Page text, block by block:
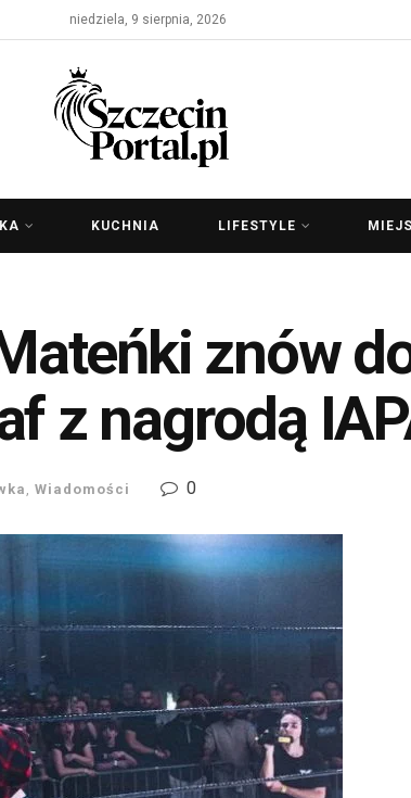
niedziela, 9 sierpnia, 2026
KUCHNIA LIFESTYLE
znów
z nagrodą
, Wiadomości 0